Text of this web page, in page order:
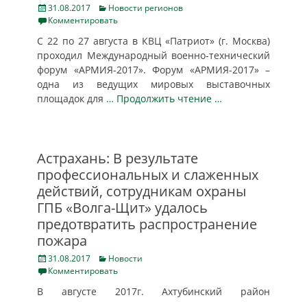
Posted
on
31.08.2017 Categories
Новости регионов
Комментировать
С 22 по 27 августа в КВЦ «Патриот» (г. Москва)
проходил Международный военно-технический
форум «АРМИЯ-2017». Форум «АРМИЯ-2017» –
одна из ведущих мировых выставочных
площадок для … Продолжить чтение …
Астрахань: В результате
профессиональных и слаженных
действий, сотрудникам охраны
ГПБ «Волга-Щит» удалось
предотвратить распространение
пожара
Posted
on
31.08.2017 Categories
Новости
Комментировать
В августе 2017г. Ахтубинский район